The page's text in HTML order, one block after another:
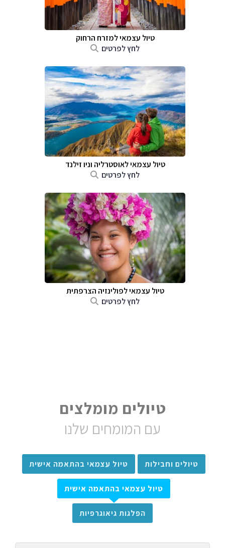
טיול עצמאי למזרח הרחוק
לחץ לפרטים
טיול עצמאי לאוסטרליה וניו זילנד
לחץ לפרטים
טיול עצמאי לפולינזיה הצרפתית
לחץ לפרטים
טיולים מומלצים
עם המומחים שלנו
טיולים וחבילות טיול עצמאי בהתאמה אישית
טיול עצמאי בהתאמה אישית
הפלגות גיאוגרפיות